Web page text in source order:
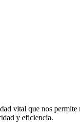
vital que nos permite
y eficiencia.